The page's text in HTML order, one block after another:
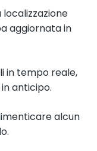
aggiornata in
in tempo reale,
anticipo.
alcun